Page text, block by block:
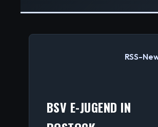
RSS-
BSV E-JUGEND IN